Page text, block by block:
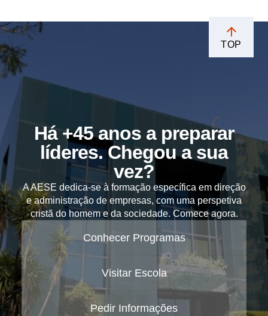
TOP
Há +45 anos a preparar
líderes. Chegou a sua
vez?
A AESE dedica-se à formação específica em direção
e administração de empresas, com uma perspetiva
cristã do homem e da sociedade. Comece agora.
Conhecer Programas
Visitar Escola
Pedir Informações